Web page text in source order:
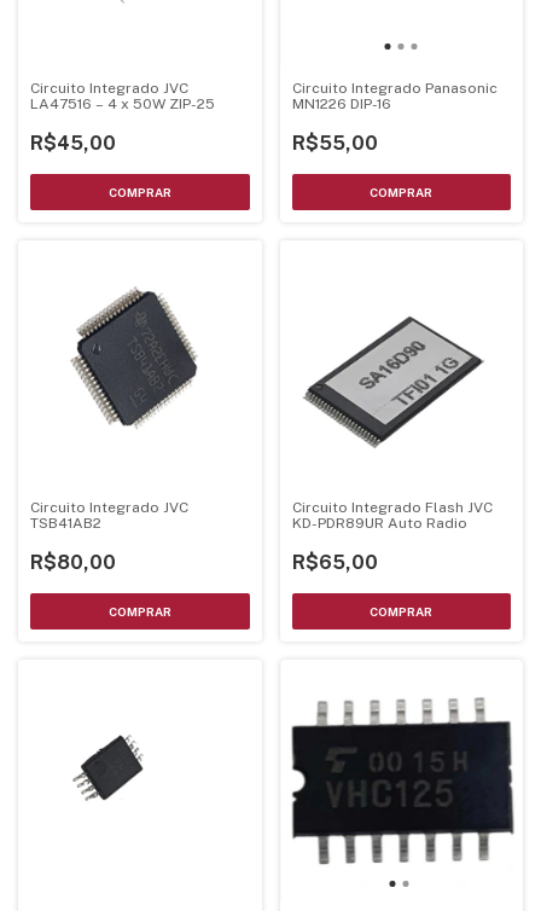
Circuito Integrado JVC
LA47516 – 4 x 50W ZIP-25
R$45,00
Circuito Integrado Panasonic
MN1226 DIP-16
R$55,00
Circuito Integrado JVC
TSB41AB2
R$80,00
Circuito Integrado Flash JVC
KD-PDR89UR Auto Radio
R$65,00